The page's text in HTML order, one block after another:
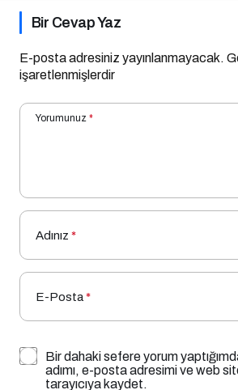
Bir Cevap Yaz
E-posta adresiniz yayınlanmayacak.
işaretlenmişlerdir
Yorumunuz *
Adınız *
E-Posta*
Bir dahaki sefere yorum
adımı, e-posta adresimi ve web
tarayıcıya kaydet.